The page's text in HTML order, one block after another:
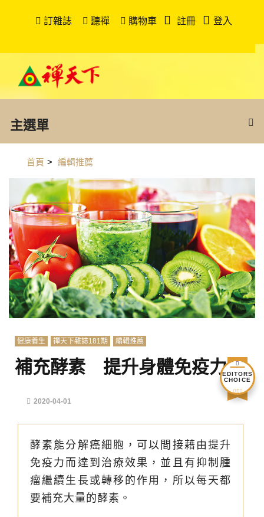
訂雜誌 聽禪 購物車 註冊 登入
主選單
首頁 > 編輯推薦
健康養生 禪天下雜誌181期 編輯推薦
補充酵素 提升身體免疫力
2020-04-01
EDITORS
CHOICE
酵素能分解癌細胞，可以間接藉由提升
免疫力而達到治療效果，並且有抑制腫
瘤繼續生長或轉移的作用，所以每天都
要補充大量的酵素。